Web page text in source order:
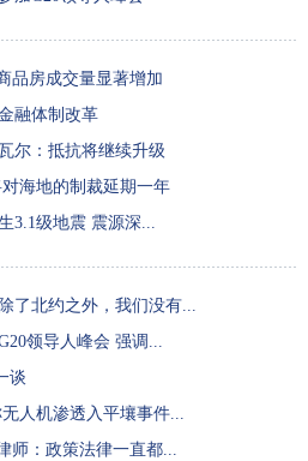
品房成交量显著增加
融体制改革
尔：抵抗将继续升级
海地的制裁延期一年
3.1级地震 震源深...
了北约之外，我们没有...
领导人峰会 强调...
谈
人机渗透入平壤事件...
师：政策法律一直都...